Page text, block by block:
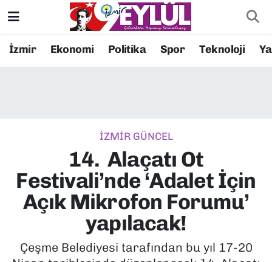
İzmir Ekonomi Politika Spor Teknoloji
İZMİR GÜNCEL
14. Alaçatı Ot
Festivali’nde ‘Adalet İçin
Açık Mikrofon Forumu’
yapılacak!
Çeşme Belediyesi tarafından bu yıl 17-20
Resmi İlanlar
EKONOMİ
KÜLTÜR SANAT
Konak Nöbetçi Eczaneler
Süper Lig Puan Durumu ve Fikstür
Tüm Manşetler
Son Dakika Haberleri
Haber Arşivi